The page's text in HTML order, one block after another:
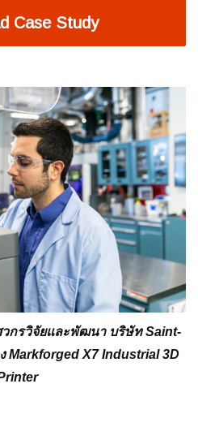
Case Study
กรวิจัยและพัฒนา บริษัท Saint-
Markforged X7 Industrial 3D